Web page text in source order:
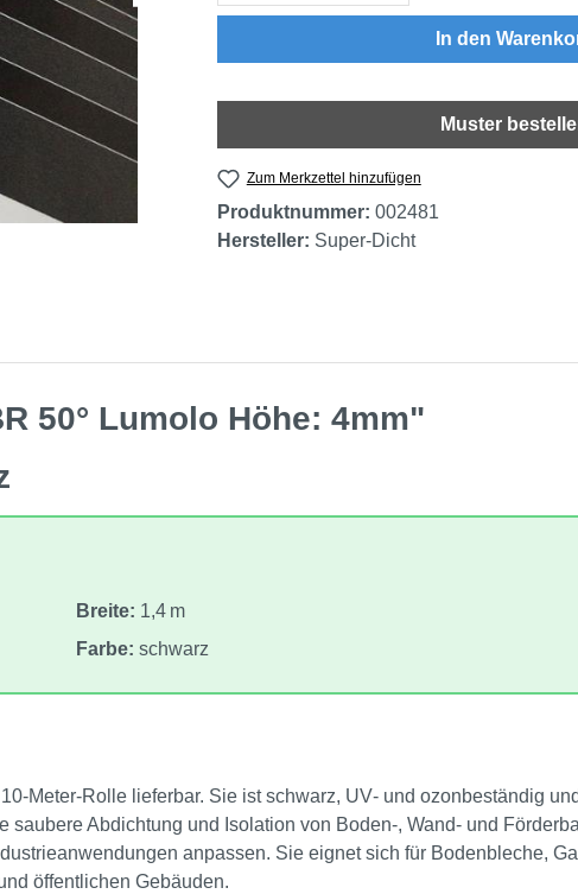
In den
Muster
Zum Merkzettel hinzufügen
Produktnummer: 002481
Hersteller: Super-Dicht
50° Lumolo Höhe: 4mm"
Breite: 1,4 m
Farbe: schwarz
lieferbar. Sie ist schwarz, UV‑ und ozonbeständig
Abdichtung und Isolation von Boden‑, Wand‑ und
anpassen. Sie eignet sich für Bodenbleche,
öffentlichen Gebäuden.